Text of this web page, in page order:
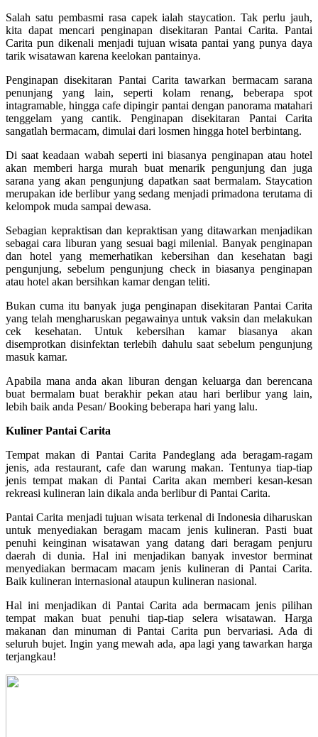
Salah satu pembasmi rasa capek ialah staycation. Tak perlu jauh,
kita dapat mencari penginapan disekitaran Pantai Carita. Pantai
Carita pun dikenali menjadi tujuan wisata pantai yang punya daya
tarik wisatawan karena keelokan pantainya.
Penginapan disekitaran Pantai Carita tawarkan bermacam sarana
penunjang yang lain, seperti kolam renang, beberapa spot
intagramable, hingga cafe dipingir pantai dengan panorama matahari
tenggelam yang cantik. Penginapan disekitaran Pantai Carita
sangatlah bermacam, dimulai dari losmen hingga hotel berbintang.
Di saat keadaan wabah seperti ini biasanya penginapan atau hotel
akan memberi harga murah buat menarik pengunjung dan juga
sarana yang akan pengunjung dapatkan saat bermalam. Staycation
merupakan ide berlibur yang sedang menjadi primadona terutama di
kelompok muda sampai dewasa.
Sebagian kepraktisan dan kepraktisan yang ditawarkan menjadikan
sebagai cara liburan yang sesuai bagi milenial. Banyak penginapan
dan hotel yang memerhatikan kebersihan dan kesehatan bagi
pengunjung, sebelum pengunjung check in biasanya penginapan
atau hotel akan bersihkan kamar dengan teliti.
Bukan cuma itu banyak juga penginapan disekitaran Pantai Carita
yang telah mengharuskan pegawainya untuk vaksin dan melakukan
cek kesehatan. Untuk kebersihan kamar biasanya akan
disemprotkan disinfektan terlebih dahulu saat sebelum pengunjung
masuk kamar.
Apabila mana anda akan liburan dengan keluarga dan berencana
buat bermalam buat berakhir pekan atau hari berlibur yang lain,
lebih baik anda Pesan/ Booking beberapa hari yang lalu.
Kuliner Pantai Carita
Tempat makan di Pantai Carita Pandeglang ada beragam-ragam
jenis, ada restaurant, cafe dan warung makan. Tentunya tiap-tiap
jenis tempat makan di Pantai Carita akan memberi kesan-kesan
rekreasi kulineran lain dikala anda berlibur di Pantai Carita.
Pantai Carita menjadi tujuan wisata terkenal di Indonesia diharuskan
untuk menyediakan beragam macam jenis kulineran. Pasti buat
penuhi keinginan wisatawan yang datang dari beragam penjuru
daerah di dunia. Hal ini menjadikan banyak investor berminat
menyediakan bermacam macam jenis kulineran di Pantai Carita.
Baik kulineran internasional ataupun kulineran nasional.
Hal ini menjadikan di Pantai Carita ada bermacam jenis pilihan
tempat makan buat penuhi tiap-tiap selera wisatawan. Harga
makanan dan minuman di Pantai Carita pun bervariasi. Ada di
seluruh bujet. Ingin yang mewah ada, apa lagi yang tawarkan harga
terjangkau!